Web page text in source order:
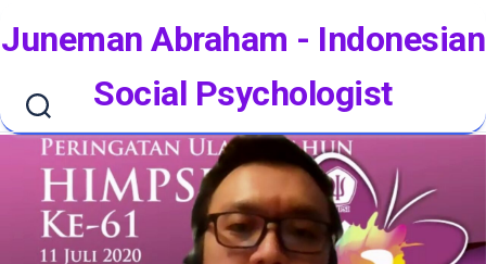
Juneman Abraham - Indonesian
Social Psychologist